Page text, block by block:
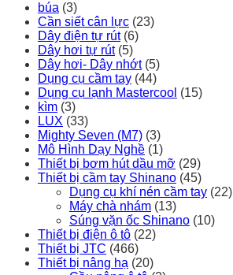
búa (3)
Cần siết cân lực (23)
Dây điện tự rút (6)
Dây hơi tự rút (5)
Dây hơi- Dây nhớt (5)
Dụng cụ cầm tay (44)
Dụng cụ lạnh Mastercool (15)
kìm (3)
LUX (33)
Mighty Seven (M7) (3)
Mô Hình Dạy Nghề (1)
Thiết bị bơm hút dầu mỡ (29)
Thiết bị cầm tay Shinano (45)
Dụng cụ khí nén cầm tay (22)
Máy chà nhám (13)
Súng vặn ốc Shinano (10)
Thiết bị điện ô tô (22)
Thiết bị JTC (466)
Thiết bị nâng hạ (20)